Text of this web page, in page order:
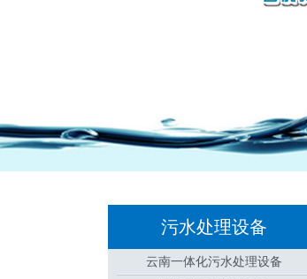
污水处理设备
云南一体化污水处理设备